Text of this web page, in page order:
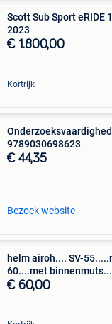
Scott Sub Sport eRIDE
2023
€ 1.800,00
Kortrijk
9789030698623
€ 44,35
Bezoek website
helm airoh.... SV-
60....met binnenmuts...
€ 60,00